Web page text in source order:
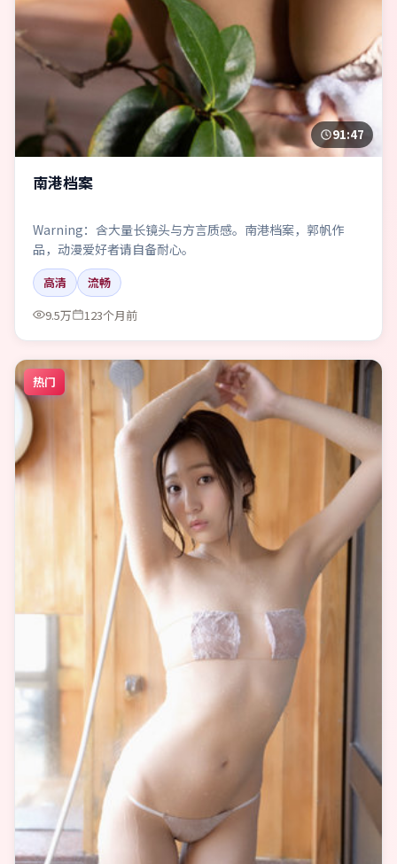
91:47
南港档案
Warning：含大量长镜头与方言质感。南港档案，郭帆作
品，动漫爱好者请自备耐心。
高清
流畅
9.5万
123个月前
热门